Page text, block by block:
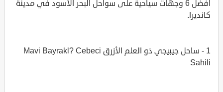
افضل 6 وجهات سياحية على سواحل البحر الأسود في مدينة
كانديرا.
1 - ساحل جيبيجي ذو العلم الأزرق Mavi Bayrakl? Cebeci
Sahili